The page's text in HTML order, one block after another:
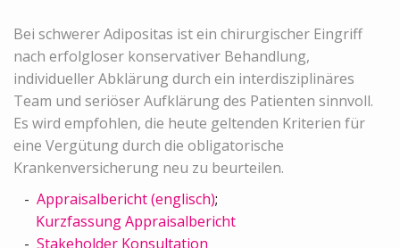
Bei schwerer Adipositas ist ein chirurgischer Eingriff
nach erfolgloser konservativer Behandlung,
individueller Abklärung durch ein interdisziplinäres
Team und seriöser Aufklärung des Patienten sinnvoll.
Es wird empfohlen, die heute geltenden Kriterien für
eine Vergütung durch die obligatorische
Krankenversicherung neu zu beurteilen.
Appraisalbericht (englisch);
Kurzfassung Appraisalbericht
Stakeholder Konsultation